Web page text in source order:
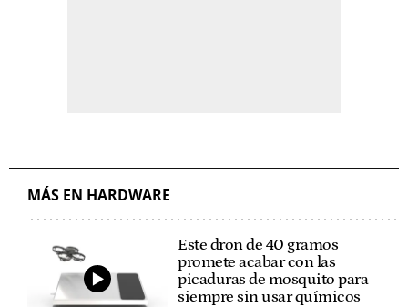
MÁS EN HARDWARE
Este dron de 40 gramos
promete acabar con las
picaduras de mosquito para
siempre sin usar químicos